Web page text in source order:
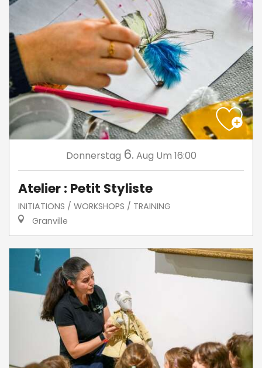
Donnerstag 6. Aug Um 16:00
Atelier : Petit Styliste
INITIATIONS / WORKSHOPS / TRAINING
Granville